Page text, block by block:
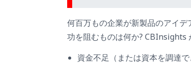
何百万もの企業が新製品のアイ
功を阻むものは何か? CBInsights
資金不足（または資本を調達で